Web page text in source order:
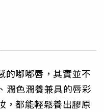
的嘟嘟唇，其實並不
潤色潤養兼具的唇彩
，都能輕鬆養出膠原